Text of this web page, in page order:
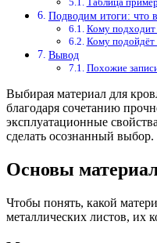
Подводим итоги: что
Кому подходит
Кому подойдёт
Вывод
Похожие
Выбирая материал для
благодаря сочетанию
эксплуатационные
сделать осознанный выбор.
Основы
Чтобы понять, какой
металлических листов, их